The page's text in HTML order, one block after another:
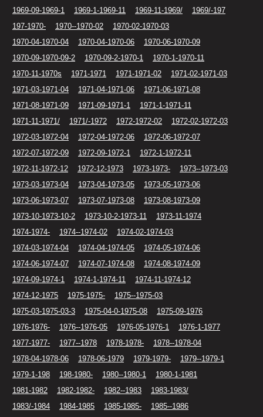
1969-09-1969-1
1969-1-1969-11 1969-11-1969/
1969/-197
197-1970-
1970--1970-02
1970-02-1970-03
1970-04-1970-04
1970-04-1970-06
1970-06-1970-09
1970-09-1970-09-2
1970-09-2-1970-1
1970-1-1970-11
1970-11-1970s
1971-1971 1971-1971-02
1971-02-1971-03
1971-03-1971-04
1971-04-1971-06
1971-06-1971-08
1971-08-1971-09
1971-09-1971-1
1971-1-1971-11
1971-11-1971/
1971/-1972 1972-1972-02
1972-02-1972-03
1972-03-1972-04
1972-04-1972-06
1972-06-1972-07
1972-07-1972-09
1972-09-1972-1
1972-1-1972-11
1972-11-1972-12
1972-12-1973 1973-1973-
1973--1973-03
1973-03-1973-04
1973-04-1973-05
1973-05-1973-06
1973-06-1973-07
1973-07-1973-08
1973-08-1973-09
1973-10-1973-10-2
1973-10-2-1973-11
1973-11-1974
1974-1974-
1974--1974-02
1974-02-1974-03
1974-03-1974-04
1974-04-1974-05
1974-05-1974-06
1974-06-1974-07
1974-07-1974-08
1974-08-1974-09
1974-09-1974-1
1974-1-1974-11
1974-11-1974-12
1974-12-1975
1975-1975-
1975--1975-03
1975-03-1975-03-3
1975-04-0-1975-08
1975-09-1976
1976-1976-
1976--1976-05 1976-05-1976-1
1976-1-1977
1977-1977-
1977--1978 1978-1978-
1978--1978-04
1978-04-1978-06
1978-06-1979 1979-1979-
1979--1979-1
1979-1-198
198-1980- 1980--1980-1
1980-1-1981
1981-1982
1982-1982- 1982--1983
1983-1983/
1983/-1984
1984-1985 1985-1985-
1985--1986